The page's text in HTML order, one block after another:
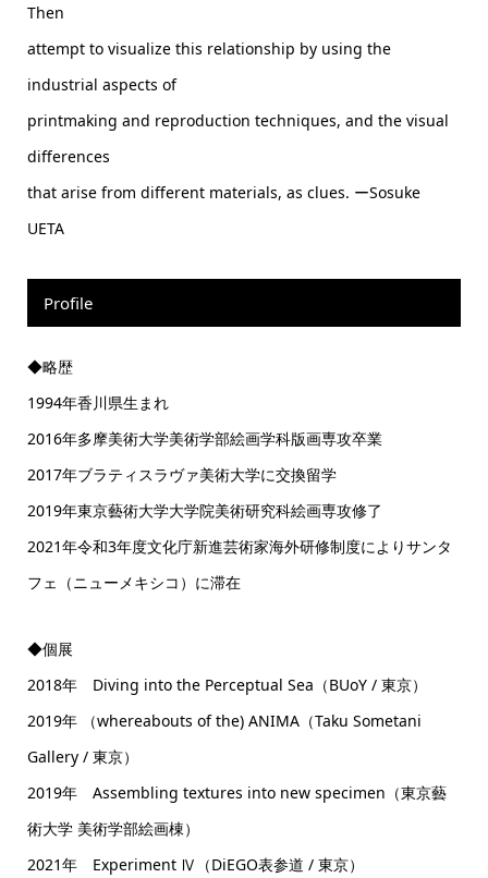
Then
attempt to visualize this relationship by using the
industrial aspects of
printmaking and reproduction techniques, and the visual
differences
that arise from different materials, as clues. ーSosuke
UETA
Profile
◆略歴
1994年香川県生まれ
2016年多摩美術大学美術学部絵画学科版画専攻卒業
2017年ブラティスラヴァ美術大学に交換留学
2019年東京藝術大学大学院美術研究科絵画専攻修了
2021年令和3年度文化庁新進芸術家海外研修制度によりサンタ
フェ（ニューメキシコ）に滞在
◆個展
2018年 Diving into the Perceptual Sea（BUoY / 東京）
2019年 （whereabouts of the) ANIMA（Taku Sometani
Gallery / 東京）
2019年 Assembling textures into new specimen（東京藝
術大学 美術学部絵画棟）
2021年 Experiment Ⅳ（DiEGO表参道 / 東京）